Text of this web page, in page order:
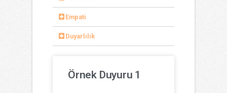
Empati
Duyarlılık
Örnek Duyuru 1